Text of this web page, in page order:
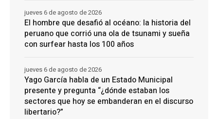
El hombre que desafió al océano: la historia del
peruano que corrió una ola de tsunami y sueña
con surfear hasta los 100 años
jueves 6 de agosto de 2026
Yago García habla de un Estado Municipal
presente y pregunta “¿dónde estaban los
sectores que hoy se embanderan en el discurso
libertario?”
jueves 6 de agosto de 2026